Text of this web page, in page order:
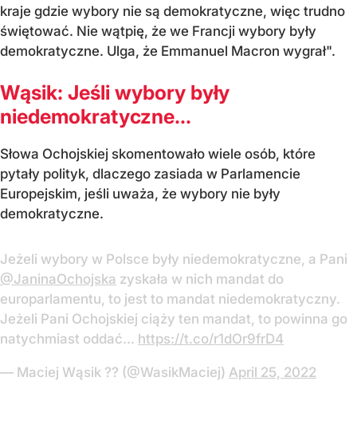
kraje gdzie wybory nie są demokratyczne, więc trudno
świętować. Nie wątpię, że we Francji wybory były
demokratyczne. Ulga, że Emmanuel Macron wygrał".
Wąsik: Jeśli wybory były
niedemokratyczne...
Słowa Ochojskiej skomentowało wiele osób, które
pytały polityk, dlaczego zasiada w Parlamencie
Europejskim, jeśli uważa, że wybory nie były
demokratyczne.
Jeżeli wybory w Polsce były niedemokratyczne, a Pani
@JaninaOchojska zyskała w nich mandat do
europarlamentu, to jest to mandat niedemokratyczny.
Jeżeli Pani Ochojskiej ciąży ten mandat, to powinna go
natychmiast oddać... https://t.co/r1dOr9frD4
— Maciej Wąsik ?? (@WasikMaciej) April 25, 2022